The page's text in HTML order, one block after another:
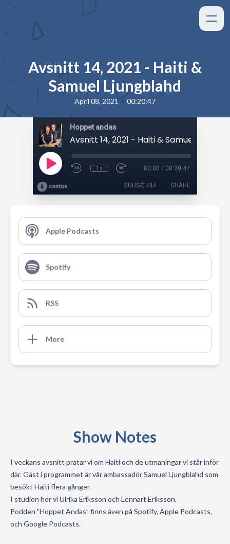
Avsnitt 14, 2021 - Haiti &
Samuel Ljungblahd
April 08, 2021 • 00:20:47
Hoppet andas
Avsnitt 14, 2021 - Haiti & Samuel
1x 00:00 / 00:20:47
SUBSCRIBE SHARE
Apple Podcasts
Spotify
RSS
More
Show Notes
I veckans avsnitt pratar vi om Haiti och de utmaningar vi står inför
där. Gäst i programmet är vår ambassadör Samuel Ljungblahd som
besökt Haiti flera gånger.
I studion hör vi Ulrika Eriksson och Lennart Eriksson.
Podden ”Hoppet Andas” finns även på Spotify, Apple Podcasts,
och Google Podcasts.